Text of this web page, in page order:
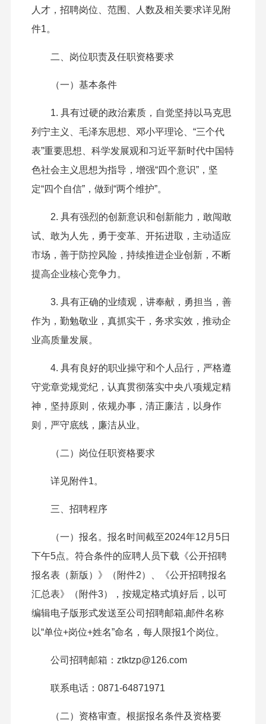
人才，招聘岗位、范围、人数及相关要求详见附
件1。
二、岗位职责及任职资格要求
（一）基本条件
1. 具有过硬的政治素质，自觉坚持以马克思
列宁主义、毛泽东思想、邓小平理论、“三个代
表”重要思想、科学发展观和习近平新时代中国特
色社会主义思想为指导，增强“四个意识”，坚
定“四个自信”，做到“两个维护”。
2. 具有强烈的创新意识和创新能力，敢闯敢
试、敢为人先，勇于变革、开拓进取，主动适应
市场，善于防控风险，持续推进企业创新，不断
提高企业核心竞争力。
3. 具有正确的业绩观，讲奉献，勇担当，善
作为，勤勉敬业，真抓实干，务求实效，推动企
业高质量发展。
4. 具有良好的职业操守和个人品行，严格遵
守党章党规党纪，认真贯彻落实中央八项规定精
神，坚持原则，依规办事，清正廉洁，以身作
则，严守底线，廉洁从业。
（二）岗位任职资格要求
详见附件1。
三、招聘程序
（一）报名。报名时间截至2024年12月5日
下午5点。符合条件的应聘人员下载《公开招聘
报名表（新版）》（附件2）、《公开招聘报名
汇总表》（附件3），按规定格式填好后，以可
编辑电子版形式发送至公司招聘邮箱,邮件名称
以“单位+岗位+姓名”命名，每人限报1个岗位。
公司招聘邮箱：ztktzp@126.com
联系电话：0871-64871971
（二）资格审查。根据报名条件及资格要